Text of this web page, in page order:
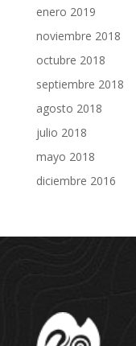
enero 2019
noviembre 2018
octubre 2018
septiembre 2018
agosto 2018
julio 2018
mayo 2018
diciembre 2016